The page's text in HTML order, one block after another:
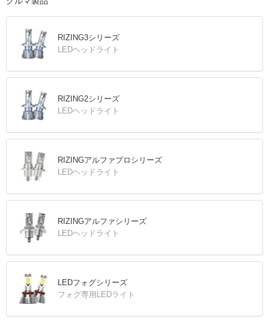
RIZING3シリーズ
LEDヘッドライト
RIZING2シリーズ
LEDヘッドライト
RIZINGアルファプロシリーズ
LEDヘッドライト
RIZINGアルファシリーズ
LEDヘッドライト
LEDフォグシリーズ
フォグ専用LEDライト